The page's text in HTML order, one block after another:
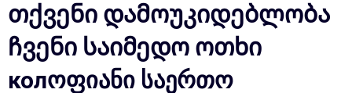
თქვენი დამოუკიდებლობა
ჩვენი საიმედო ოთხი
колოფიანი საერთო